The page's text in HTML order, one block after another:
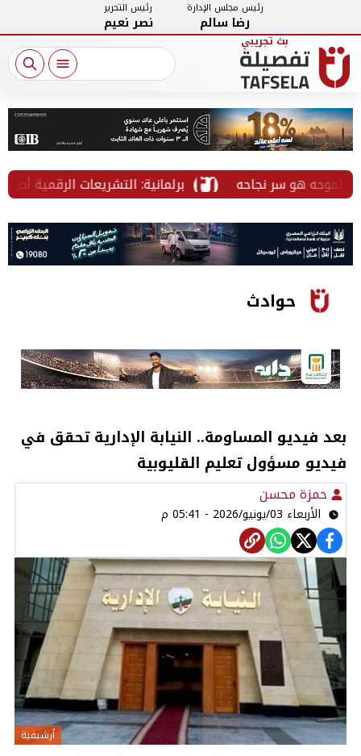
رئيس مجلس الإدارة
رضا سالم
رئيس التحرير
نصر نعيم
برلمانية: التشريعات الرقمية أصبحت ضرورة لحماية
حوادث
بعد فيديو المساومة.. النيابة الإدارية تحقق في
فيديو مسؤول تعليم القليوبية
حمزة محسن
الأربعاء 03/يونيو/2026 - 05:41 م
أرشيفية